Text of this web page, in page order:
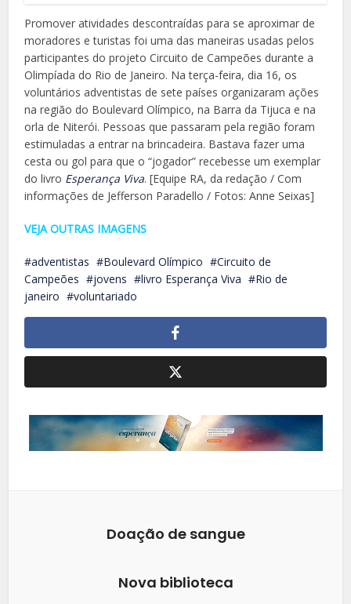
Promover atividades descontraídas para se aproximar de
moradores e turistas foi uma das maneiras usadas pelos
participantes do projeto Circuito de Campeões durante a
Olimpíada do Rio de Janeiro. Na terça-feira, dia 16, os
voluntários adventistas de sete países organizaram ações
na região do Boulevard Olímpico, na Barra da Tijuca e na
orla de Niterói. Pessoas que passaram pela região foram
estimuladas a entrar na brincadeira. Bastava fazer uma
cesta ou gol para que o “jogador” recebesse um exemplar
do livro Esperança Viva. [Equipe RA, da redação / Com
informações de Jefferson Paradello / Fotos: Anne Seixas]
VEJA OUTRAS IMAGENS
adventistas Boulevard Olímpico
Circuito de
Campeões
jovens livro Esperança Viva
Rio de
janeiro
voluntariado
Doação de sangue
Nova biblioteca